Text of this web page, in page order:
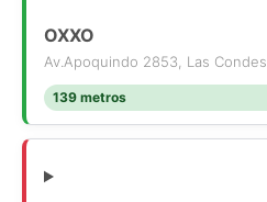
OXXO
Av.Apoquindo 2853, Las Condes
139 metros